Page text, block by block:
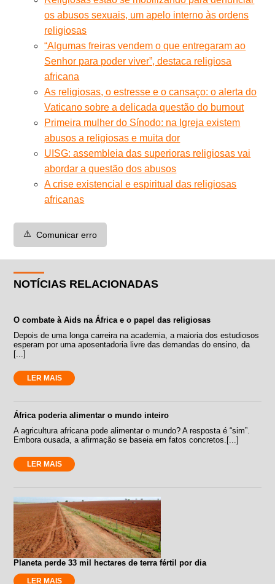
os abusos sexuais, um apelo interno às ordens
religiosas
“Algumas freiras vendem o que entregaram ao
Senhor para poder viver”, destaca religiosa
africana
As religiosas, o estresse e o cansaço: o alerta do
Vaticano sobre a delicada questão do burnout
Primeira mulher do Sínodo: na Igreja existem
abusos a religiosas e muita dor
UISG: assembleia das superioras religiosas vai
abordar a questão dos abusos
A crise existencial e espiritual das religiosas
africanas
⚠️ Comunicar erro
NOTÍCIAS RELACIONADAS
O combate à Aids na África e o papel das religiosas
Depois de uma longa carreira na academia, a maioria dos estudiosos
esperam por uma aposentadoria livre das demandas do ensino, da
[...]
LER MAIS
África poderia alimentar o mundo inteiro
A agricultura africana pode alimentar o mundo? A resposta é “sim”.
Embora ousada, a afirmação se baseia em fatos concretos.[...]
LER MAIS
Planeta perde 33 mil hectares de terra fértil por dia
LER MAIS